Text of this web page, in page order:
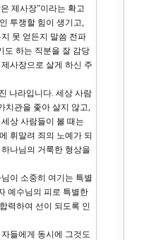
제사장”이라는 확고
투쟁할 힘이 생기고,
못 얻든지 말씀 전파
도 하는 직분을 잘 감당
사장으로 살게 하신 주
나라입니다. 세상 사람
치관을 좇아 살지 않고,
상 사람들이 볼 때는
휘말려 죄의 노예가 되
나님의 거룩한 형상을
이 소중히 여기는 특별
예수님의 피로 특별한
력하여 선이 되도록 인
들에게 동시에 그것도